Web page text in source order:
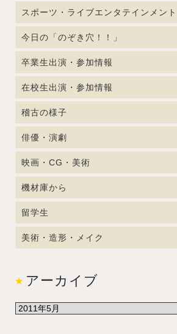
スポーツ・ライブエンタテインメント
今日の「のぞき穴！！」
卒業生出演・参加情報
在校生出演・参加情報
稽古の様子
俳優・演劇
映画・CG・美術
機材庫から
留学生
美術・造形・メイク
アーカイブ